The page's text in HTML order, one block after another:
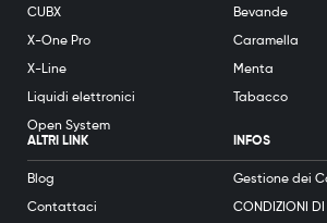
CUBX
X-One Pro
X-Line
Liquidi elettronici
Open System
Bevande
Caramella
Menta
Tabacco
ALTRI LINK
Blog
Contattaci
INFOS
Gestione dei
CONDIZIONI DI